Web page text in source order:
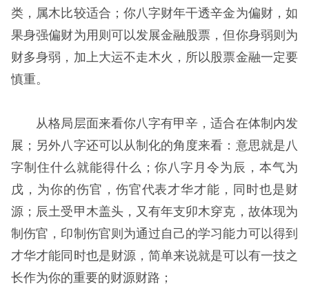
类，属木比较适合；你八字财年干透辛金为偏财，如
果身强偏财为用则可以发展金融股票，但你身弱则为
财多身弱，加上大运不走木火，所以股票金融一定要
慎重。
从格局层面来看你八字有甲辛，适合在体制内发
展；另外八字还可以从制化的角度来看：意思就是八
字制住什么就能得什么；你八字月令为辰，本气为
戊，为你的伤官，伤官代表才华才能，同时也是财
源；辰土受甲木盖头，又有年支卯木穿克，故体现为
制伤官，印制伤官则为通过自己的学习能力可以得到
才华才能同时也是财源，简单来说就是可以有一技之
长作为你的重要的财源财路；